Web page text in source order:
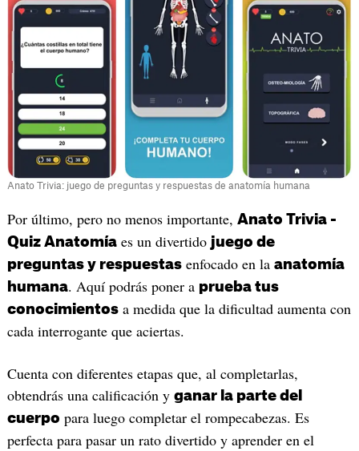
Anato Trivia: juego de preguntas y respuestas de anatomía humana
Por último, pero no menos importante, Anato Trivia -
Quiz Anatomíaes un divertido juego de
preguntas y respuestasenfocado en la anatomía
humana. Aquí podrás poner a prueba tus
conocimientosa medida que la dificultad aumenta con
cada interrogante que aciertas.
Cuenta con diferentes etapas que, al completarlas,
obtendrás una calificación y ganar la parte del
cuerpo para luego completar el rompecabezas. Es
perfecta para pasar un rato divertido y aprender en el